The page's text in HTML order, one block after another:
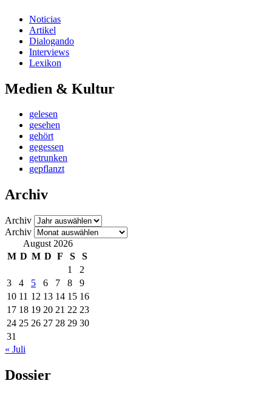
Noticias
Artikel
Dialogando
Interviews
Lexikon
Medien & Kultur
gelesen
gesehen
gehört
gegessen
getrunken
gepflanzt
Archiv
Archiv
Archiv
August 2026
M D M D F S
S
1
2
3
4 5 6 7 8
9
10 11 12 13 14 15 16
17 18 19 20 21 22 23
24 25 26 27 28 29 30
31
« Juli
Dossier